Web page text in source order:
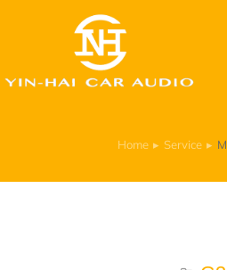
You are here:
Home Service